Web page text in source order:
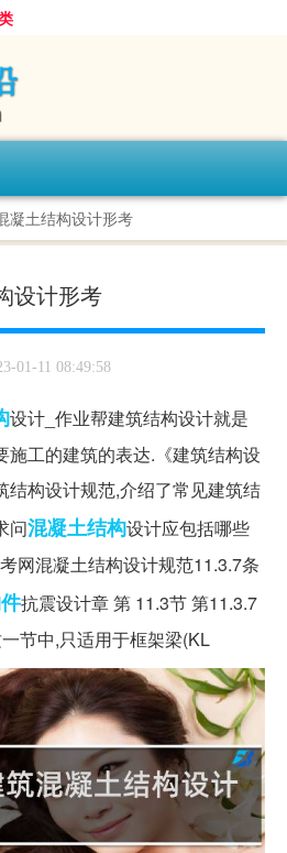
凝土结构设计形考
设计形考
01-11 08:49:58
设计_作业帮建筑结构设计就是
施工的建筑的表达.《建筑结构设
结构设计规范,介绍了常见建筑结
问混凝土结构设计应包括哪些
网混凝土结构设计规范11.3.7条
抗震设计章 第 11.3节 第11.3.7
节中,只适用于框架梁(KL